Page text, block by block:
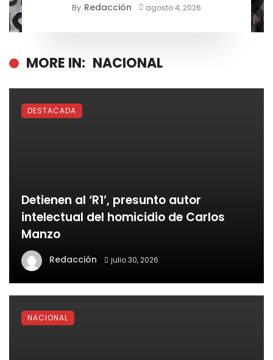
By Redacción agosto 4, 2026
MORE IN: NACIONAL
Detienen al ‘R1’, presunto autor
intelectual del homicidio de Carlos
Manzo
Redacción julio 30, 2026
DESTACADA
NACIONAL